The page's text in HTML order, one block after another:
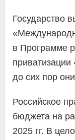
Государство
в Программе
до сих пор
Российское
бюджета на
2025 гг. В